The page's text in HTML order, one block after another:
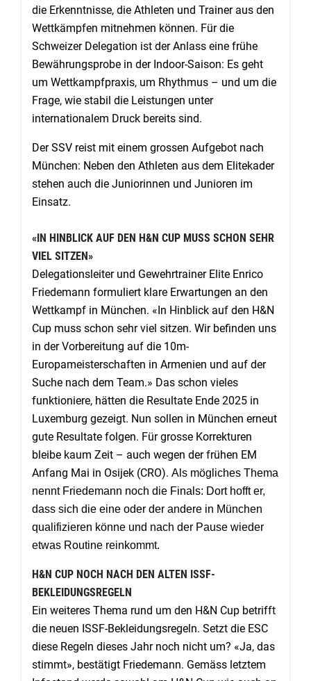
die Erkenntnisse, die Athleten und Trainer aus den
Wettkämpfen mitnehmen können. Für die
Schweizer Delegation ist der Anlass eine frühe
Bewährungsprobe in der Indoor-Saison: Es geht
um Wettkampfpraxis, um Rhythmus – und um die
Frage, wie stabil die Leistungen unter
internationalem Druck bereits sind.
Der SSV reist mit einem grossen Aufgebot nach
München: Neben den Athleten aus dem Elitekader
stehen auch die Juniorinnen und Junioren im
Einsatz.
«IN HINBLICK AUF DEN H&N CUP MUSS SCHON SEHR
VIEL SITZEN»
Delegationsleiter und Gewehrtrainer Elite Enrico
Friedemann formuliert klare Erwartungen an den
Wettkampf in München. «In Hinblick auf den H&N
Cup muss schon sehr viel sitzen. Wir befinden uns
in der Vorbereitung auf die 10m-
Europameisterschaften in Armenien und auf der
Suche nach dem Team.» Das schon vieles
funktioniere, hätten die Resultate Ende 2025 in
Luxemburg gezeigt. Nun sollen in München erneut
gute Resultate folgen. Für grosse Korrekturen
bleibe kaum Zeit – auch wegen der frühen EM
Anfang Mai in Osijek (CRO). Als mögliches Thema
nennt Friedemann noch die Finals: Dort hofft er,
dass sich die eine oder der andere in München
qualifizieren könne und nach der Pause wieder
etwas Routine reinkommt.
H&N CUP NOCH NACH DEN ALTEN ISSF-
BEKLEIDUNGSREGELN
Ein weiteres Thema rund um den H&N Cup betrifft
die neuen ISSF-Bekleidungsregeln. Setzt die ESC
diese Regeln dieses Jahr noch nicht um? «Ja, das
stimmt», bestätigt Friedemann. Gemäss letztem